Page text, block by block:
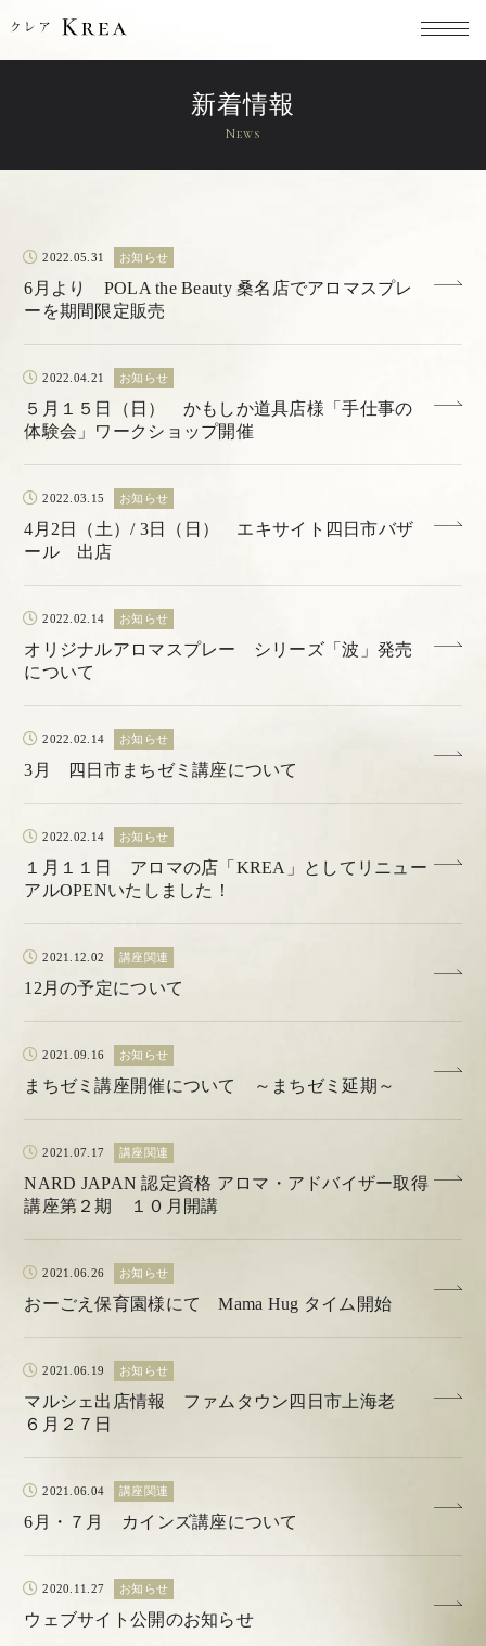
新着情報
News
2022.05.31 お知らせ
6月より POLA the Beauty 桑名店でアロマスプレ
ーを期間限定販売
2022.04.21 お知らせ
５月１５日（日） かもしか道具店様「手仕事の
体験会」ワークショップ開催
2022.03.15 お知らせ
4月2日（土）/ 3日（日） エキサイト四日市バザ
ール 出店
2022.02.14 お知らせ
オリジナルアロマスプレー シリーズ「波」発売
について
2022.02.14 お知らせ
3月 四日市まちゼミ講座について
2022.02.14 お知らせ
１月１１日 アロマの店「KREA」としてリニュー
アルOPENいたしました！
2021.12.02 講座関連
12月の予定について
2021.09.16 お知らせ
まちゼミ講座開催について ～まちゼミ延期～
2021.07.17 講座関連
NARD JAPAN 認定資格 アロマ・アドバイザー取得
講座第２期 １０月開講
2021.06.26 お知らせ
おーごえ保育園様にて Mama Hug タイム開始
2021.06.19 お知らせ
マルシェ出店情報 ファムタウン四日市上海老
６月２７日
2021.06.04 講座関連
6月・７月 カインズ講座について
2020.11.27 お知らせ
ウェブサイト公開のお知らせ